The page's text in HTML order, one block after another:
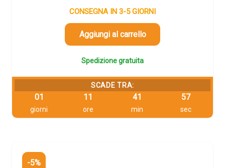
originale
era:
88,69 €.
attuale
è:
CONSEGNA IN 3-5 GIORNI
Aggiungi al carrello
Spedizione gratuita
SCADE TRA:
01
giorni
11
ore
41
min
56
sec
-5%